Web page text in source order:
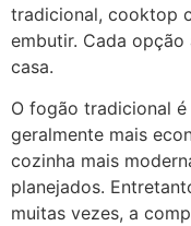
tradicional, cooktop
embutir. Cada
casa.
O fogão tradicional
geralmente mais
cozinha mais
planejados.
muitas vezes, a